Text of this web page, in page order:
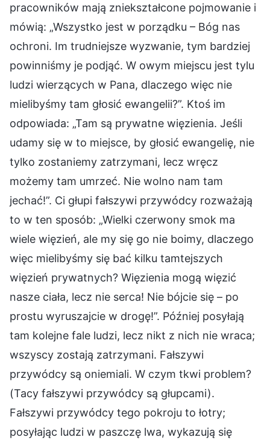
pracowników mają zniekształcone pojmowanie i
mówią: „Wszystko jest w porządku – Bóg nas
ochroni. Im trudniejsze wyzwanie, tym bardziej
powinniśmy je podjąć. W owym miejscu jest tylu
ludzi wierzących w Pana, dlaczego więc nie
mielibyśmy tam głosić ewangelii?”. Ktoś im
odpowiada: „Tam są prywatne więzienia. Jeśli
udamy się w to miejsce, by głosić ewangelię, nie
tylko zostaniemy zatrzymani, lecz wręcz
możemy tam umrzeć. Nie wolno nam tam
jechać!”. Ci głupi fałszywi przywódcy rozważają
to w ten sposób: „Wielki czerwony smok ma
wiele więzień, ale my się go nie boimy, dlaczego
więc mielibyśmy się bać kilku tamtejszych
więzień prywatnych? Więzienia mogą więzić
nasze ciała, lecz nie serca! Nie bójcie się – po
prostu wyruszajcie w drogę!”. Później posyłają
tam kolejne fale ludzi, lecz nikt z nich nie wraca;
wszyscy zostają zatrzymani. Fałszywi
przywódcy są oniemiali. W czym tkwi problem?
(Tacy fałszywi przywódcy są głupcami).
Fałszywi przywódcy tego pokroju to łotry;
posyłając ludzi w paszczę lwa, wykazują się